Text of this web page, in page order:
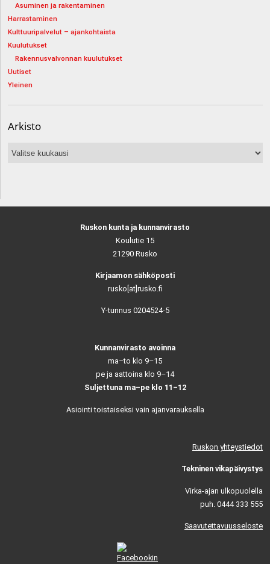
Asuminen ja rakentaminen
Harrastaminen
Kulttuuripalvelut – ajankohtaista
Kuulutukset
Rakennusvalvonnan kuulutukset
Uutiset
Yleinen
Arkisto
Arkisto
Ruskon kunta ja kunnanvirasto
Koulutie 15
21290 Rusko
Kirjaamon sähköposti
rusko[at]rusko.fi
Y-tunnus 0204524-5
Kunnanvirasto avoinna
ma–to klo 9–15
pe ja aattoina klo 9–14
Suljettuna ma–pe klo 11–12
Asiointi toistaiseksi vain ajanvarauksella
Ruskon yhteystiedot
Tekninen vikapäivystys
Virka-ajan ulkopuolella
puh. 0444 333 555
Saavutettavuusseloste